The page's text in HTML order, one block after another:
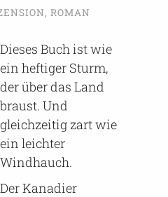
, ROMAN
Dieses Buch ist wie
ein heftiger Sturm,
der über das Land
braust. Und
gleichzeitig zart wie
ein leichter
Windhauch.
Der Kanadier